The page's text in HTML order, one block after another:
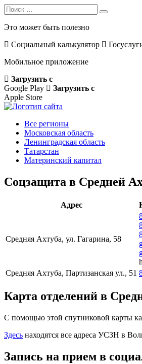
Search
for:
Search
Это может быть полезно
Социальный калькулятор
Мобильное приложение
Загрузить с
Google Play
Загрузить с
Apple Store
Все регионы
Московская область
Ленинградская область
Татарстан
Материнский капитал
Соцзащита в Средней
Адрес
Средняя Ахтуба, ул. Гагарина, 58
Средняя Ахтуба, Партизанская ул., 51
Карта отделений в
С помощью этой спутниковой карты
Здесь находятся все адреса УСЗН в
Запись на прием в